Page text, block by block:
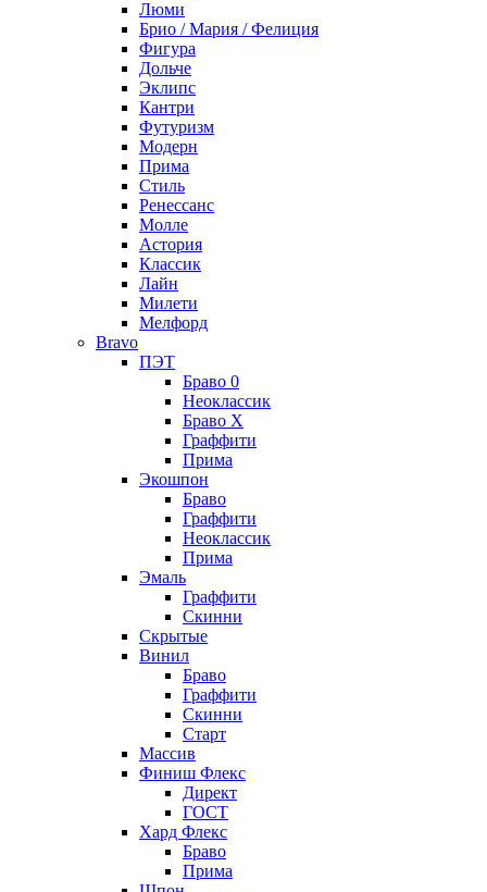
Люми
Брио / Мария / Фелиция
Фигура
Дольче
Эклипс
Кантри
Футуризм
Модерн
Прима
Стиль
Ренессанс
Молле
Астория
Классик
Лайн
Милети
Мелфорд
Bravo
ПЭТ
Браво 0
Неоклассик
Браво Х
Граффити
Прима
Экошпон
Браво
Граффити
Неоклассик
Прима
Эмаль
Граффити
Скинни
Скрытые
Винил
Браво
Граффити
Скинни
Старт
Массив
Финиш Флекс
Директ
ГОСТ
Хард Флекс
Браво
Прима